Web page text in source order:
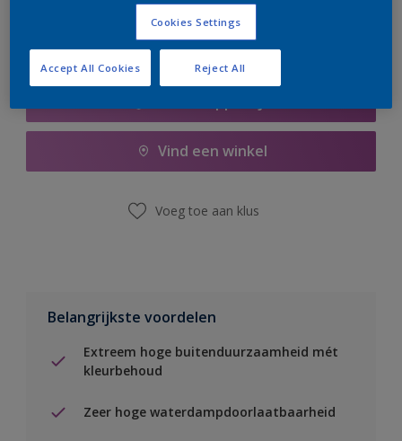
Vind een winkel
Voeg toe aan klus
Belangrijkste voordelen
Extreem hoge buitenduurzaamheid mét
kleurbehoud
Zeer hoge waterdampdoorlaatbaarheid
Cookies Settings
Reject All
Accept All Cookies